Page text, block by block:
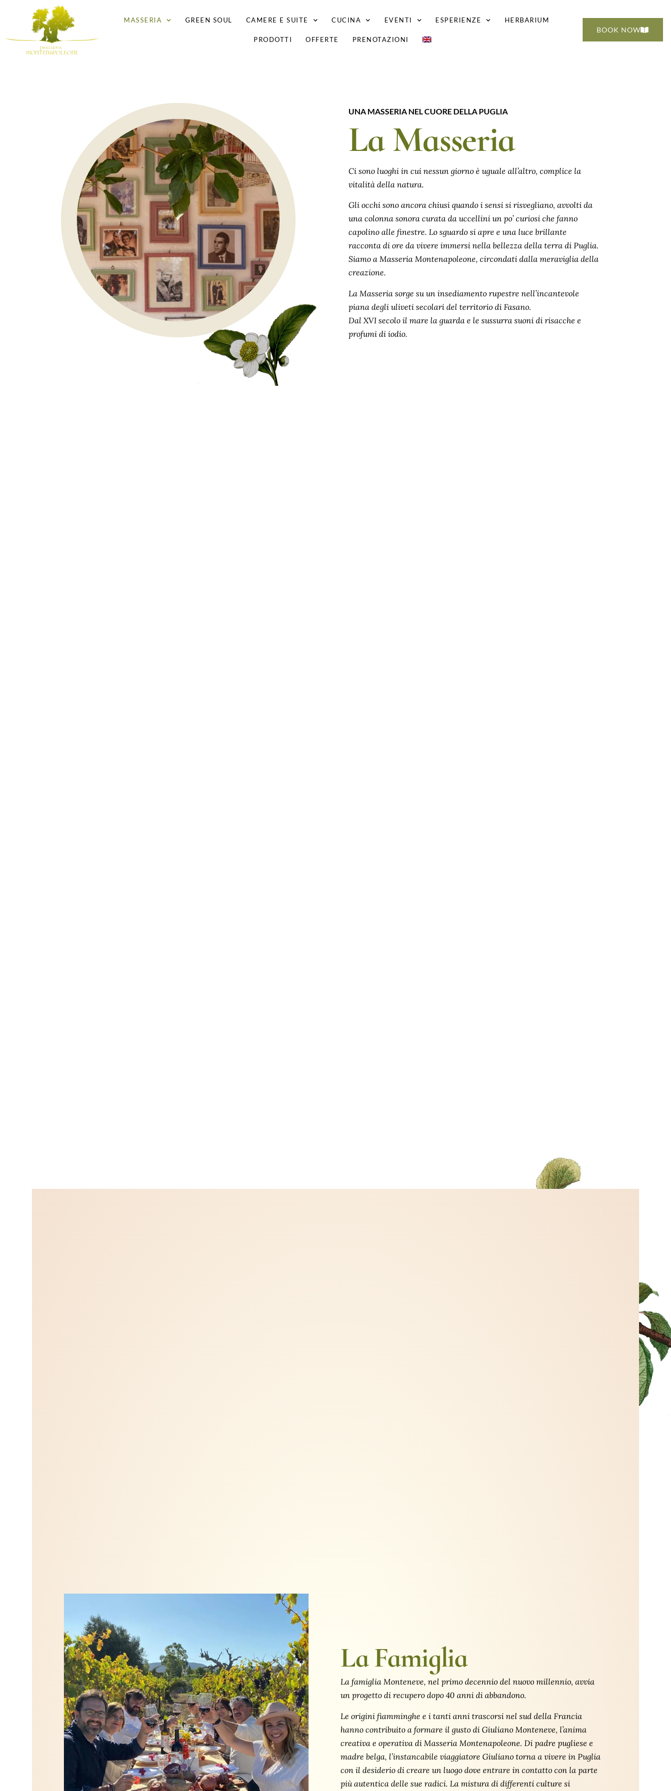
MASSERIA GREEN SOUL CAMERE E SUITE CUCINA EVENTI ESPERIENZE HERBARIUM
PRODOTTI OFFERTE PRENOTAZIONI
BOOK NOW
UNA MASSERIA NEL CUORE DELLA PUGLIA
La Masseria
Ci sono luoghi in cui nessun giorno è uguale all’altro, complice la
vitalità della natura.
Gli occhi sono ancora chiusi quando i sensi si risvegliano, avvolti da
una colonna sonora curata da uccellini un po’ curiosi che fanno
capolino alle finestre. Lo sguardo si apre e una luce brillante
racconta di ore da vivere immersi nella bellezza della terra di Puglia.
Siamo a Masseria Montenapoleone, circondati dalla meraviglia della
creazione.
La Masseria sorge su un insediamento rupestre nell’incantevole
piana degli uliveti secolari del territorio di Fasano.
Dal XVI secolo il mare la guarda e le sussurra suoni di risacche e
profumi di iodio.
La Famiglia
La famiglia Monteneve, nel primo decennio del nuovo millennio, avvia
un progetto di recupero dopo 40 anni di abbandono.
Le origini fiamminghe e i tanti anni trascorsi nel sud della Francia
hanno contribuito a formare il gusto di Giuliano Monteneve, l’anima
creativa e operativa di Masseria Montenapoleone. Di padre pugliese e
madre belga, l’instancabile viaggiatore Giuliano torna a vivere in Puglia
con il desiderio di creare un luogo dove entrare in contatto con la parte
più autentica delle sue radici. La mistura di differenti culture si